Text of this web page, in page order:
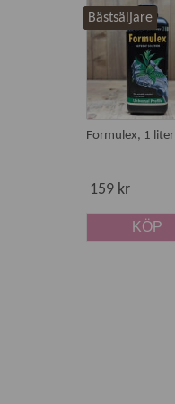
Bästsäljare
Formulex, 1 liter
159 kr
KÖP